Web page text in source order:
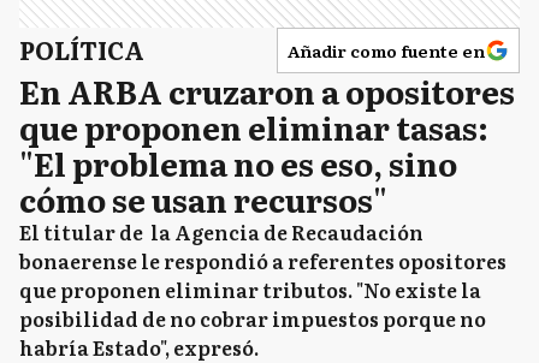
POLÍTICA Añadir como fuente en
En ARBA cruzaron a opositores
que proponen eliminar tasas:
"El problema no es eso, sino
cómo se usan recursos"
El titular de la Agencia de Recaudación
bonaerense le respondió a referentes opositores
que proponen eliminar tributos. "No existe la
posibilidad de no cobrar impuestos porque no
habría Estado", expresó.